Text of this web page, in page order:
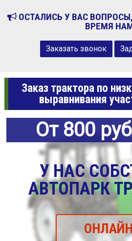
ОСТАЛИСЬ У ВАС
ВРЕМЯ
Заказать звонок
Заказ трактора по
выравнивания
От 800
У НАС
АВТОПАРК